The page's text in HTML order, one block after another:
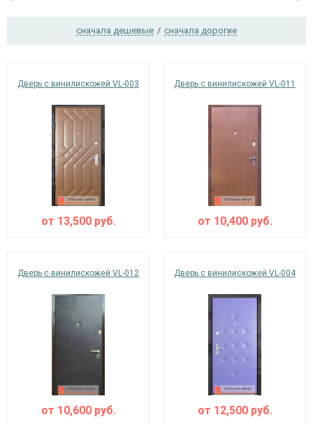
+7 (495) 409-24-70
сначала дешевые / сначала дорогие
Дверь с винилискожей VL-003
от 13,500руб.
Дверь с винилискожей VL-011
от 10,400руб.
Дверь с винилискожей VL-012
от 10,600руб.
Дверь с винилискожей VL-004
от 12,500руб.